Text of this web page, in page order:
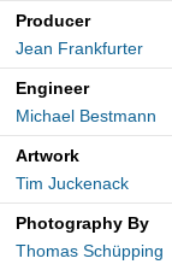
Producer
Jean Frankfurter
Engineer
Michael Bestmann
Artwork
Tim Juckenack
Photography By
Thomas Schüpping